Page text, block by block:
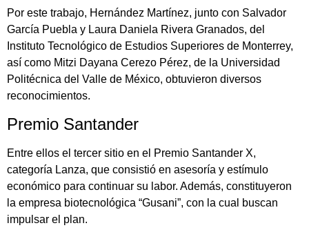
Por este trabajo, Hernández Martínez, junto con Salvador
García Puebla y Laura Daniela Rivera Granados, del
Instituto Tecnológico de Estudios Superiores de Monterrey,
así como Mitzi Dayana Cerezo Pérez, de la Universidad
Politécnica del Valle de México, obtuvieron diversos
reconocimientos.
Premio Santander
Entre ellos el tercer sitio en el Premio Santander X,
categoría Lanza, que consistió en asesoría y estímulo
económico para continuar su labor. Además, constituyeron
la empresa biotecnológica “Gusani”, con la cual buscan
impulsar el plan.